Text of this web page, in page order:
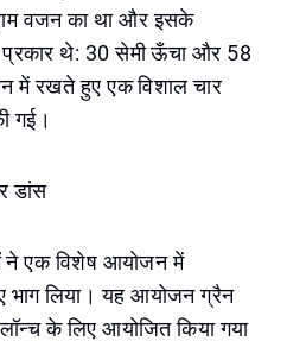
वजन का था और इसके
थे: 30 सेमी ऊँचा और 58
में रखते हुए एक विशाल चार
गई।
डांस
ने एक विशेष आयोजन में
भाग लिया। यह आयोजन ग्रैन
के लिए आयोजित किया गया